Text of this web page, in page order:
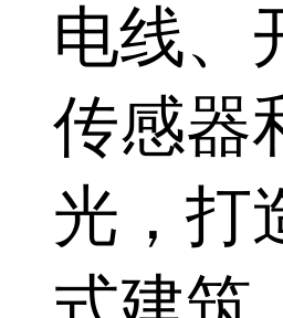
电线、
传感器
光，打